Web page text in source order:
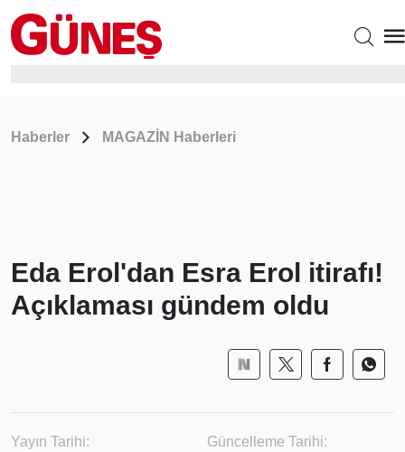
Haberler MAGAZİN Haberleri
Eda Erol'dan Esra Erol itirafı!
Açıklaması gündem oldu
Yayın Tarihi:
Güncelleme Tarihi: